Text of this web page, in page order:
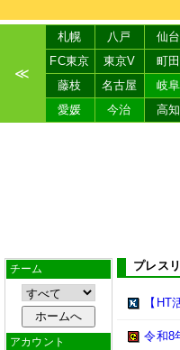
≪
札幌 八戸 仙台
FC東京
東京V 町田
藤枝
名古屋 岐阜
愛媛
今治 高知
チーム
アカウント
プレス
【
令和8